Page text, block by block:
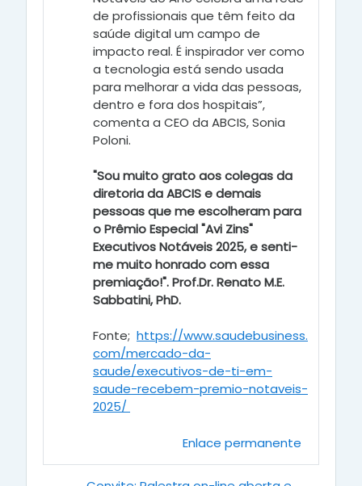
de profissionais que têm feito da
saúde digital um campo de
impacto real. É inspirador ver como
a tecnologia está sendo usada
para melhorar a vida das pessoas,
dentro e fora dos hospitais”,
comenta a CEO da ABCIS, Sonia
Poloni.
"Sou muito grato aos colegas da
diretoria da ABCIS e demais
pessoas que me escolheram para
o Prêmio Especial "Avi Zins"
Executivos Notáveis 2025, e senti-
me muito honrado com essa
premiação!". Prof.Dr. Renato M.E.
Sabbatini, PhD.
Fonte; https://www.saudebusiness.
com/mercado-da-
saude/executivos-de-ti-em-
saude-recebem-premio-notaveis-
2025/
Enlace permanente